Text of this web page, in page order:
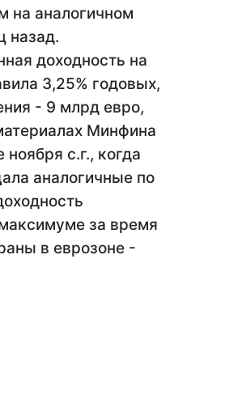
на аналогичном
назад.
доходность на
3,25% годовых,
- 9 млрд евро,
Минфина
с.г., когда
аналогичные по
за время
в еврозоне -